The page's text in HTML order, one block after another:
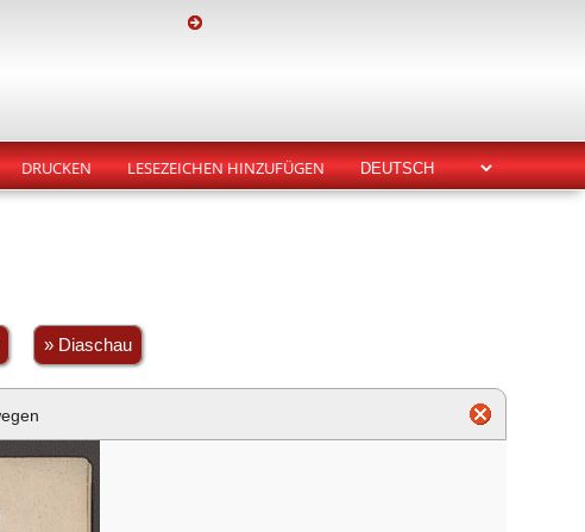
DRUCKEN LESEZEICHEN HINZUFÜGEN
» Diaschau